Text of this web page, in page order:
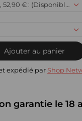
XL, 52,90 € : (Disponible)
Ajouter au panier
expédié par Shop
garantie le 18